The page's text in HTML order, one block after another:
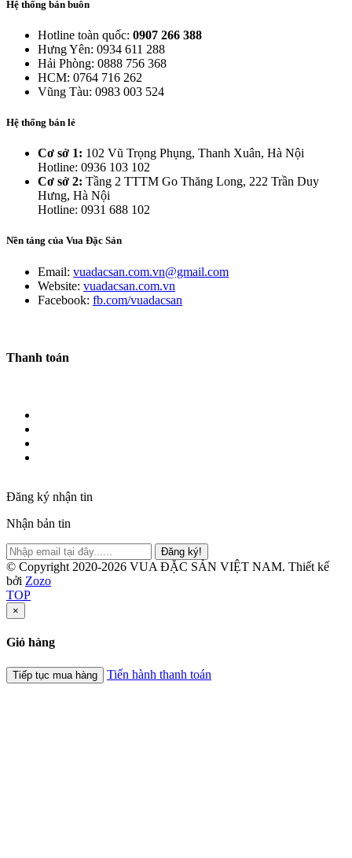
Hệ thống bán buôn
Hotline toàn quốc: 0907 266 388
Hưng Yên: 0934 611 288
Hải Phòng: 0888 756 368
HCM: 0764 716 262
Vũng Tàu: 0983 003 524
Hệ thống bán lẻ
Cơ sở 1: 102 Vũ Trọng Phụng, Thanh Xuân, Hà Nội
Hotline: 0936 103 102
Cơ sở 2: Tầng 2 TTTM Go Thăng Long, 222 Trần Duy
Hưng, Hà Nội
Hotline: 0931 688 102
Nền tảng của Vua Đặc Sản
Email: vuadacsan.com.vn@gmail.com
Website: vuadacsan.com.vn
Facebook: fb.com/vuadacsan
Thanh toán
Đăng ký nhận tin
Nhận bản tin
Đăng ký!
© Copyright 2020-2026 VUA ĐẶC SẢN VIỆT NAM. Thiết kế
bởi Zozo
TOP
×
Giỏ hàng
Tiếp tục mua hàng Tiến hành thanh toán